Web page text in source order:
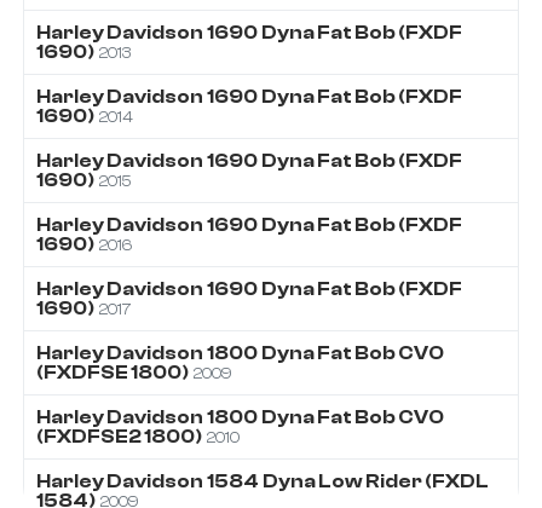
Harley Davidson 1690 Dyna Fat Bob (FXDF
1690) 2013
Harley Davidson 1690 Dyna Fat Bob (FXDF
1690) 2014
Harley Davidson 1690 Dyna Fat Bob (FXDF
1690) 2015
Harley Davidson 1690 Dyna Fat Bob (FXDF
1690) 2016
Harley Davidson 1690 Dyna Fat Bob (FXDF
1690) 2017
Harley Davidson 1800 Dyna Fat Bob CVO
(FXDFSE 1800) 2009
Harley Davidson 1800 Dyna Fat Bob CVO
(FXDFSE2 1800) 2010
Harley Davidson 1584 Dyna Low Rider (FXDL
1584) 2009